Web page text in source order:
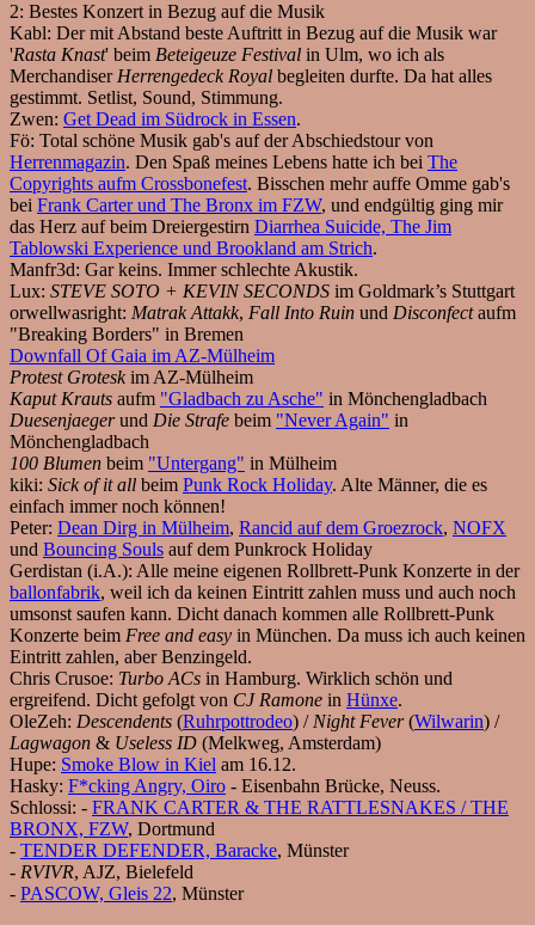
2: Bestes Konzert in Bezug auf die Musik
Kabl: Der mit Abstand beste Auftritt in Bezug auf die Musik war
'Rasta Knast' beim Beteigeuze Festival in Ulm, wo ich als
Merchandiser Herrengedeck Royal begleiten durfte. Da hat alles
gestimmt. Setlist, Sound, Stimmung.
Zwen: Get Dead im Südrock in Essen.
Fö: Total schöne Musik gab's auf der Abschiedstour von
Herrenmagazin. Den Spaß meines Lebens hatte ich bei The
Copyrights aufm Crossbonefest. Bisschen mehr auffe Omme gab's
bei Frank Carter und The Bronx im FZW, und endgültig ging mir
das Herz auf beim Dreiergestirn Diarrhea Suicide, The Jim
Tablowski Experience und Brookland am Strich.
Manfr3d: Gar keins. Immer schlechte Akustik.
Lux: STEVE SOTO + KEVIN SECONDS im Goldmark’s Stuttgart
orwellwasright: Matrak Attakk, Fall Into Ruin und Disconfectaufm
"Breaking Borders" in Bremen
Downfall Of Gaia im AZ-Mülheim
Protest Groteskim AZ-Mülheim
Kaput Krauts aufm "Gladbach zu Asche" in Mönchengladbach
Duesenjaegerund Die Strafe beim "Never Again" in
Mönchengladbach
100 Blumen beim "Untergang" in Mülheim
kiki: Sick of it all beim Punk Rock Holiday. Alte Männer, die es
einfach immer noch können!
Peter: Dean Dirg in Mülheim, Rancid auf dem Groezrock, NOFX
und Bouncing Souls auf dem Punkrock Holiday
Gerdistan (i.A.): Alle meine eigenen Rollbrett-Punk Konzerte in der
ballonfabrik, weil ich da keinen Eintritt zahlen muss und auch noch
umsonst saufen kann. Dicht danach kommen alle Rollbrett-Punk
Konzerte beim Free and easy in München. Da muss ich auch keinen
Eintritt zahlen, aber Benzingeld.
Chris Crusoe: Turbo ACs in Hamburg. Wirklich schön und
ergreifend. Dicht gefolgt von CJ Ramone in Hünxe.
OleZeh: Descendents (Ruhrpottrodeo) / Night Fever(Wilwarin) /
Lagwagon & Useless ID (Melkweg, Amsterdam)
Hupe: Smoke Blow in Kiel am 16.12.
Hasky: F*cking Angry, Oiro - Eisenbahn Brücke, Neuss.
Schlossi: - FRANK CARTER & THE RATTLESNAKES / THE
BRONX, FZW, Dortmund
- TENDER DEFENDER, Baracke, Münster
- RVIVR, AJZ, Bielefeld
- PASCOW, Gleis 22, Münster